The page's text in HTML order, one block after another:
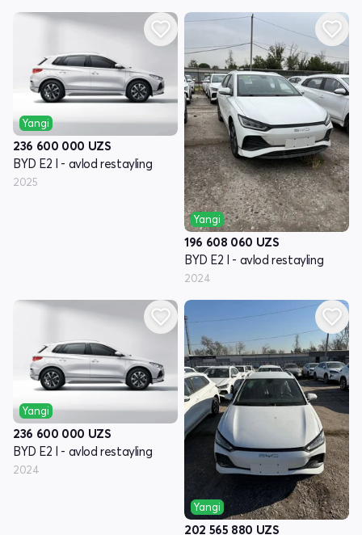
Yangi
236 600 000 UZS
BYD E2 I - avlod restayling
2025
Yangi
196 608 060 UZS
BYD E2 I - avlod restayling
2024
Yangi
236 600 000 UZS
BYD E2 I - avlod restayling
2024
Yangi
202 565 880 UZS